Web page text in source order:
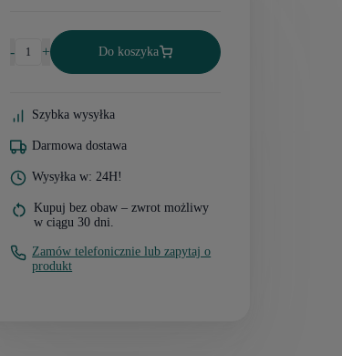
- + Do koszyka
Szybka wysyłka
Darmowa dostawa
Wysyłka w: 24H!
Kupuj bez obaw – zwrot możliwy
w ciągu 30 dni.
Zamów telefonicznie lub zapytaj o
produkt